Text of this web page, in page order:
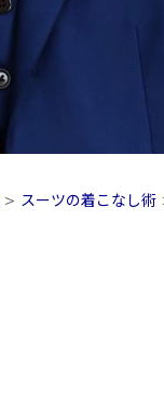
> スーツの着こなし術